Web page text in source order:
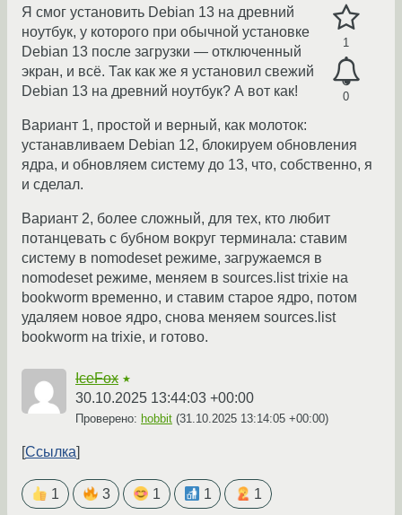
1
0
Я смог установить Debian 13 на древний
ноутбук, у которого при обычной установке
Debian 13 после загрузки — отключенный
экран, и всё. Так как же я установил свежий
Debian 13 на древний ноутбук? А вот как!
Вариант 1, простой и верный, как молоток:
устанавливаем Debian 12, блокируем обновления
ядра, и обновляем систему до 13, что, собственно, я
и сделал.
Вариант 2, более сложный, для тех, кто любит
потанцевать с бубном вокруг терминала: ставим
систему в nomodeset режиме, загружаемся в
nomodeset режиме, меняем в sources.list trixie на
bookworm временно, и ставим старое ядро, потом
удаляем новое ядро, снова меняем sources.list
bookworm на trixie, и готово.
IceFox ★
30.10.2025 13:44:03 +00:00
Проверено: hobbit (31.10.2025 13:14:05 +00:00)
Ссылка
1 3 1 1 1